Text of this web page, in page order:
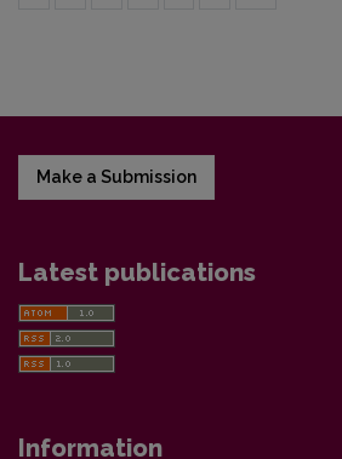
Make a Submission
Latest publications
Information